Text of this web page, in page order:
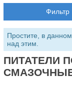
Фильтр
Простите, в
над этим.
ПИТАТЕЛИ